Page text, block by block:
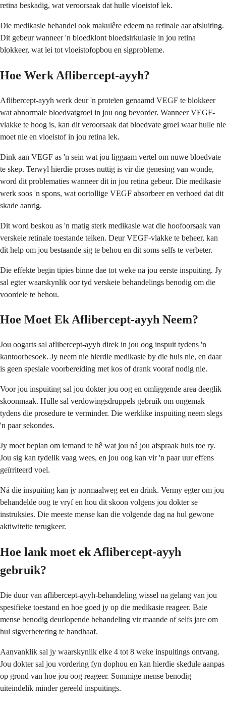
retina beskadig, wat veroorsaak dat hulle vloeistof lek.
Die medikasie behandel ook makulêre edeem na retinale aar afsluiting.
Dit gebeur wanneer 'n bloedklont bloedsirkulasie in jou retina
blokkeer, wat lei tot vloeistofopbou en sigprobleme.
Hoe Werk Aflibercept-ayyh?
Aflibercept-ayyh werk deur 'n proteïen genaamd VEGF te blokkeer
wat abnormale bloedvatgroei in jou oog bevorder. Wanneer VEGF-
vlakke te hoog is, kan dit veroorsaak dat bloedvate groei waar hulle nie
moet nie en vloeistof in jou retina lek.
Dink aan VEGF as 'n sein wat jou liggaam vertel om nuwe bloedvate
te skep. Terwyl hierdie proses nuttig is vir die genesing van wonde,
word dit problematies wanneer dit in jou retina gebeur. Die medikasie
werk soos 'n spons, wat oortollige VEGF absorbeer en verhoed dat dit
skade aanrig.
Dit word beskou as 'n matig sterk medikasie wat die hoofoorsaak van
verskeie retinale toestande teiken. Deur VEGF-vlakke te beheer, kan
dit help om jou bestaande sig te behou en dit soms selfs te verbeter.
Die effekte begin tipies binne dae tot weke na jou eerste inspuiting. Jy
sal egter waarskynlik oor tyd verskeie behandelings benodig om die
voordele te behou.
Hoe Moet Ek Aflibercept-ayyh Neem?
Jou oogarts sal aflibercept-ayyh direk in jou oog inspuit tydens 'n
kantoorbesoek. Jy neem nie hierdie medikasie by die huis nie, en daar
is geen spesiale voorbereiding met kos of drank vooraf nodig nie.
Voor jou inspuiting sal jou dokter jou oog en omliggende area deeglik
skoonmaak. Hulle sal verdowingsdruppels gebruik om ongemak
tydens die prosedure te verminder. Die werklike inspuiting neem slegs
'n paar sekondes.
Jy moet beplan om iemand te hê wat jou ná jou afspraak huis toe ry.
Jou sig kan tydelik vaag wees, en jou oog kan vir 'n paar uur effens
geïrriteerd voel.
Ná die inspuiting kan jy normaalweg eet en drink. Vermy egter om jou
behandelde oog te vryf en hou dit skoon volgens jou dokter se
instruksies. Die meeste mense kan die volgende dag na hul gewone
aktiwiteite terugkeer.
Hoe lank moet ek Aflibercept-ayyh
gebruik?
Die duur van aflibercept-ayyh-behandeling wissel na gelang van jou
spesifieke toestand en hoe goed jy op die medikasie reageer. Baie
mense benodig deurlopende behandeling vir maande of selfs jare om
hul sigverbetering te handhaaf.
Aanvanklik sal jy waarskynlik elke 4 tot 8 weke inspuitings ontvang.
Jou dokter sal jou vordering fyn dophou en kan hierdie skedule aanpas
op grond van hoe jou oog reageer. Sommige mense benodig
uiteindelik minder gereeld inspuitings.